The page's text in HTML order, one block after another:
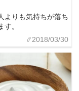
よりも気持ちが落ち
す。
2018/03/30